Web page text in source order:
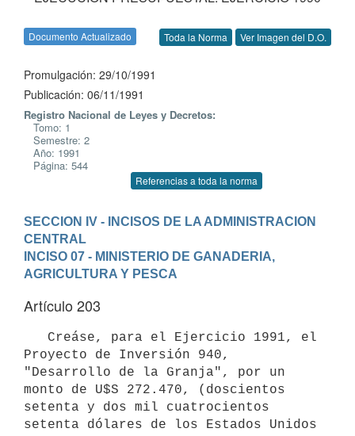
Documento Actualizado Toda la Norma Ver Imagen del D.O.
Promulgación: 29/10/1991
Publicación: 06/11/1991
Registro Nacional de Leyes y Decretos:
Tomo: 1
Semestre: 2
Año: 1991
Página: 544
Referencias a toda la norma
SECCION IV - INCISOS DE LA ADMINISTRACION
CENTRAL
INCISO 07 - MINISTERIO DE GANADERIA,
AGRICULTURA Y PESCA
Artículo 203
Proyecto de Inversión 940,
"Desarrollo de la Granja", por un
monto de U$S 272.470, (doscientos
setenta y dos mil cuatrocientos
setenta dólares de los Estados Unidos